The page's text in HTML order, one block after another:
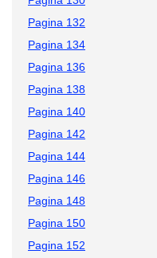
Pagina 132
Pagina 134
Pagina 136
Pagina 138
Pagina 140
Pagina 142
Pagina 144
Pagina 146
Pagina 148
Pagina 150
Pagina 152